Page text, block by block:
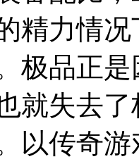
精力情
极品正
就失去
以传奇